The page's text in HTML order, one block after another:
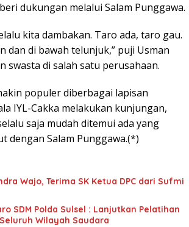
dukungan melalui Salam Punggawa.
kita dambakan. Taro ada, taro gau.
dan di bawah telunjuk,” puji Usman
swasta di salah satu perusahaan.
populer diberbagai lapisan
IYL-Cakka melakukan kunjungan,
saja mudah ditemui ada yang
dengan Salam Punggawa.(*)
Wajo, Terima SK Ketua DPC dari Sufmi
SDM Polda Sulsel : Lanjutkan Pelatihan
Wilayah Saudara